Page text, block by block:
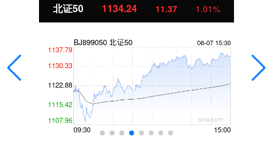
北证50 1134.24 11.37 1.01%